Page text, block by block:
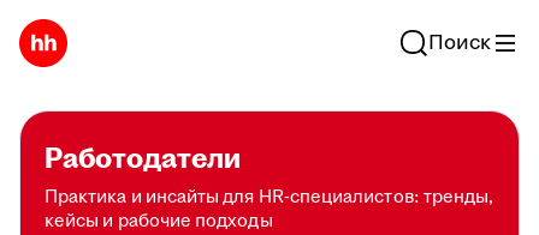
Поиск
Работодатели
Практика и инсайты для HR-специалистов: тренды,
кейсы и рабочие подходы